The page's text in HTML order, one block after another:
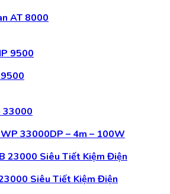
AT 8000
33000DP – 4m – 100W
Siêu Tiết Kiệm Điện